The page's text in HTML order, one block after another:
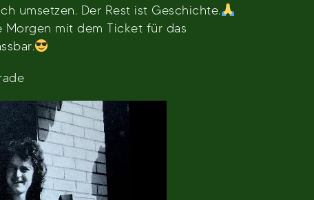
umsetzen. Der Rest ist Geschichte.
Morgen mit dem Ticket für das